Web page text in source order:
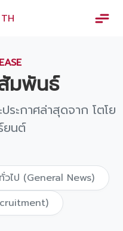
TH ×
หยุด
มพันธ์
ระกาศล่าสุดจาก โตโย
ยนต์
วไป (General News)